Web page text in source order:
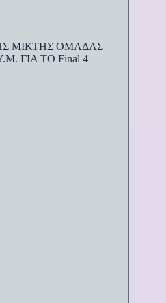
ΜΙΚΤΗΣ ΟΜΑΔΑΣ
ΓΙΑ ΤΟ Final 4